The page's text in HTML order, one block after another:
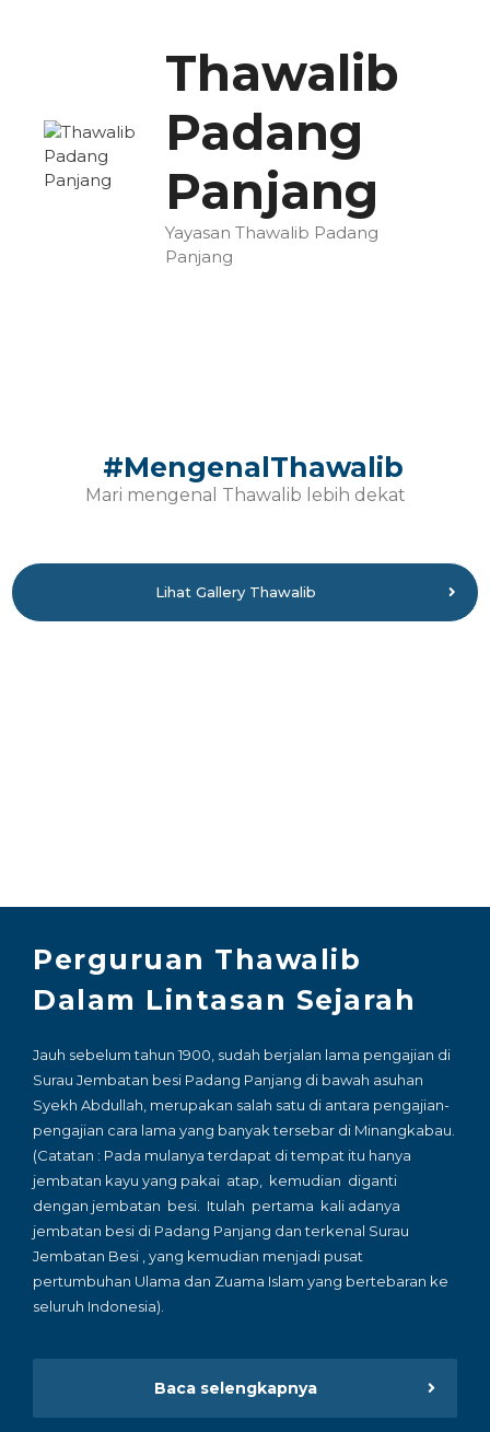
Thawalib
Padang
Panjang
Yayasan Thawalib Padang
Panjang
#MengenalThawalib
Mari mengenal Thawalib lebih dekat
Lihat Gallery Thawalib
Perguruan Thawalib
Dalam Lintasan Sejarah
Jauh sebelum tahun 1900, sudah berjalan lama pengajian di
Surau Jembatan besi Padang Panjang di bawah asuhan
Syekh Abdullah, merupakan salah satu di antara pengajian-
pengajian cara lama yang banyak tersebar di Minangkabau.
(Catatan : Pada mulanya terdapat di tempat itu hanya
jembatan kayu yang pakai atap, kemudian diganti
dengan jembatan besi. Itulah pertama kali adanya
jembatan besi di Padang Panjang dan terkenal Surau
Jembatan Besi , yang kemudian menjadi pusat
pertumbuhan Ulama dan Zuama Islam yang bertebaran ke
seluruh Indonesia).
Baca selengkapnya